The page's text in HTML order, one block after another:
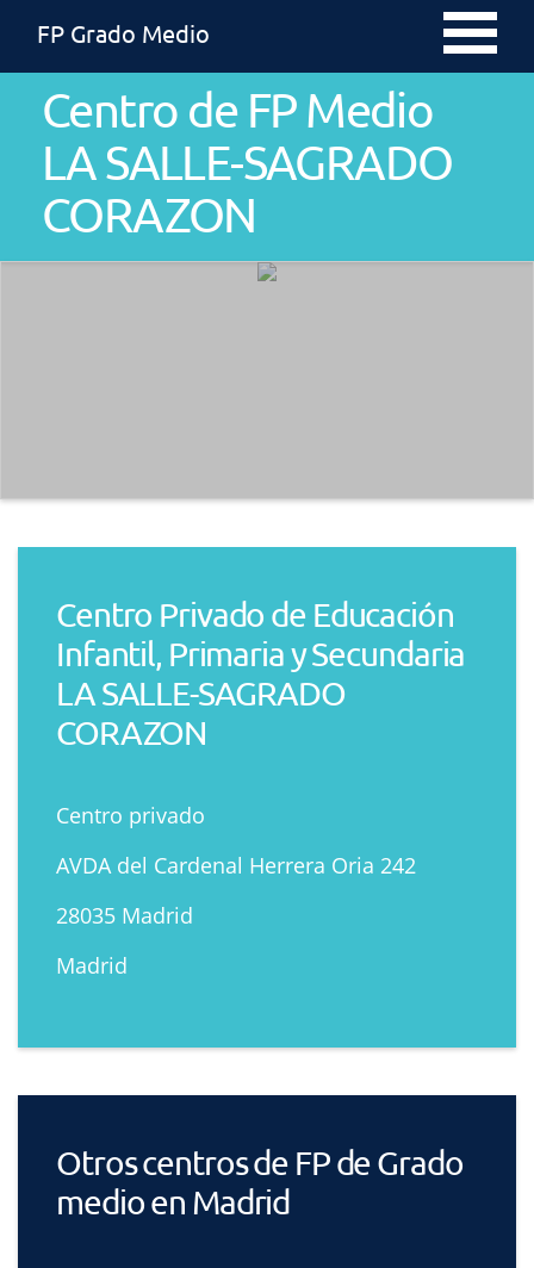
FP Grado Medio
Centro de FP Medio
LA SALLE-SAGRADO
CORAZON
Centro Privado de Educación
Infantil, Primaria y Secundaria
LA SALLE-SAGRADO
CORAZON
Centro privado
AVDA del Cardenal Herrera Oria 242
28035 Madrid
Madrid
Otros centros de FP de Grado
medio en Madrid